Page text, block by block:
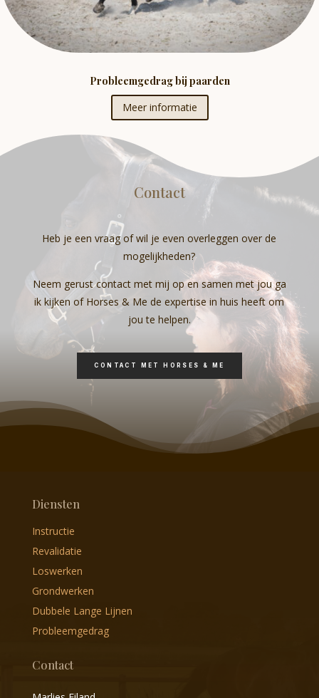
Probleemgedrag bij paarden
Meer informatie
Contact
Heb je een vraag of wil je even overleggen over de
mogelijkheden?
Neem gerust contact met mij op en samen met jou ga
ik kijken of Horses & Me de expertise in huis heeft om
jou te helpen.
CONTACT MET HORSES & ME
Diensten
Instructie
Revalidatie
Loswerken
Grondwerken
Dubbele Lange Lijnen
Probleemgedrag
Contact